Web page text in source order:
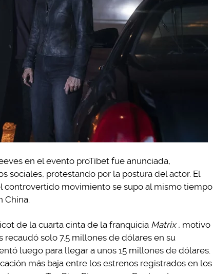
en el evento proTíbet fue anunciada,
sociales, protestando por la postura del actor. El
controvertido movimiento se supo al mismo tiempo
China.
de la cuarta cinta de la franquicia Matrix , motivo
recaudó solo 7.5 millones de dólares en su
luego para llegar a unos 15 millones de dólares.
más baja entre los estrenos registrados en los